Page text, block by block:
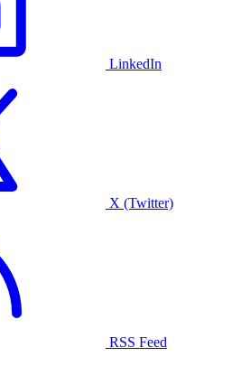
LinkedIn
X (Twitter)
RSS Feed